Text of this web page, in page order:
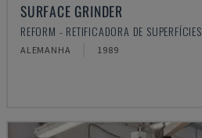
SURFACE GRINDER
REFORM - RETIFICADORA DE SUPERFÍCIES
ALEMANHA 1989